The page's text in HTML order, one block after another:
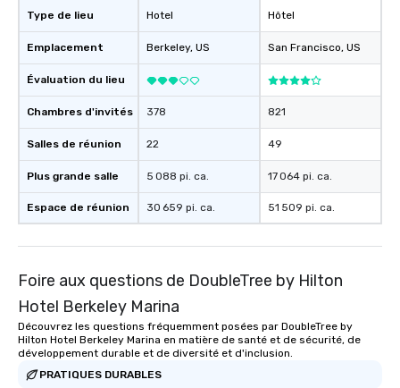
Type de lieu
Emplacement
Évaluation du lieu
Chambres d'invités
Salles de réunion
Plus grande salle
Espace de réunion
Hotel
Berkeley, US
378
22
5 088 pi. ca.
30 659 pi. ca.
Hôtel
San Francisco, US
821
49
17 064 pi. ca.
51 509 pi. ca.
Foire aux questions de DoubleTree by Hilton
Hotel Berkeley Marina
Découvrez les questions fréquemment posées par DoubleTree by
Hilton Hotel Berkeley Marina en matière de santé et de sécurité, de
développement durable et de diversité et d'inclusion.
PRATIQUES DURABLES